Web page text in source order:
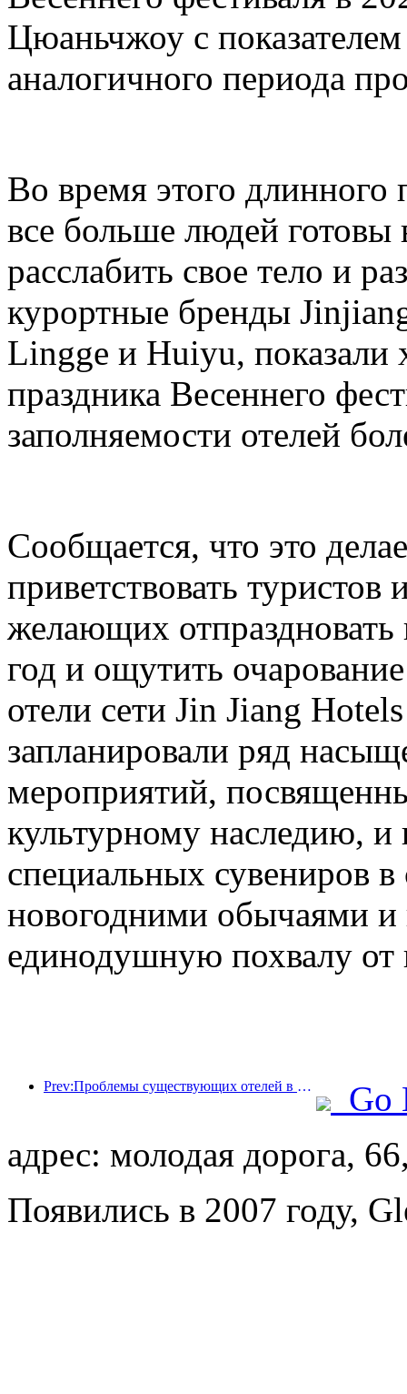
Цюаньчжоу с
аналогичного периода
Во время этого длинного
все больше людей готовы
расслабить свое тело и
курортные бренды
Lingge и Huiyu, показали
праздника Весеннего
заполняемости отелей
Сообщается, что это
приветствовать туристов
желающих
год и ощутить
отели сети Jin Jiang
запланировали ряд
мероприятий,
культурному наследию, и
специальных сувениров
новогодними обычаями и
единодушную похвалу от
Prev:Проблемы существующих отелей в эпоху 2.0: модернизация — это основа, это настоящая инновация ценности
Go
адрес: молодая дорога,
Появились в 2007 году,